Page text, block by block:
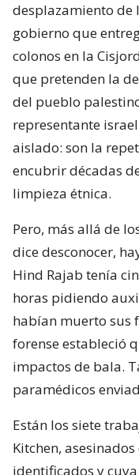
desplazamiento de
gobierno que
colonos en la
que pretenden la
del pueblo
representante
aislado: son la
encubrir décadas
limpieza étnica.
Pero, más allá de
dice desconocer,
Hind Rajab tenía
horas pidiendo
habían muerto sus
forense estableció
impactos de bala.
paramédicos
Están los siete
Kitchen,
identificados y